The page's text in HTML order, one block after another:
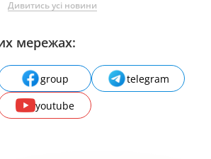
Дивитись усі новини
мережах:
group
telegram
youtube